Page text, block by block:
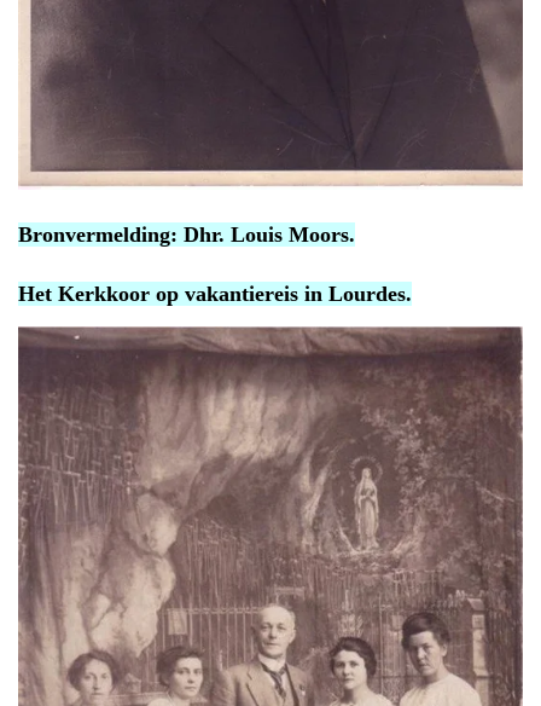
Bronvermelding: Dhr. Louis Moors.
Het Kerkkoor op vakantiereis in Lourdes.